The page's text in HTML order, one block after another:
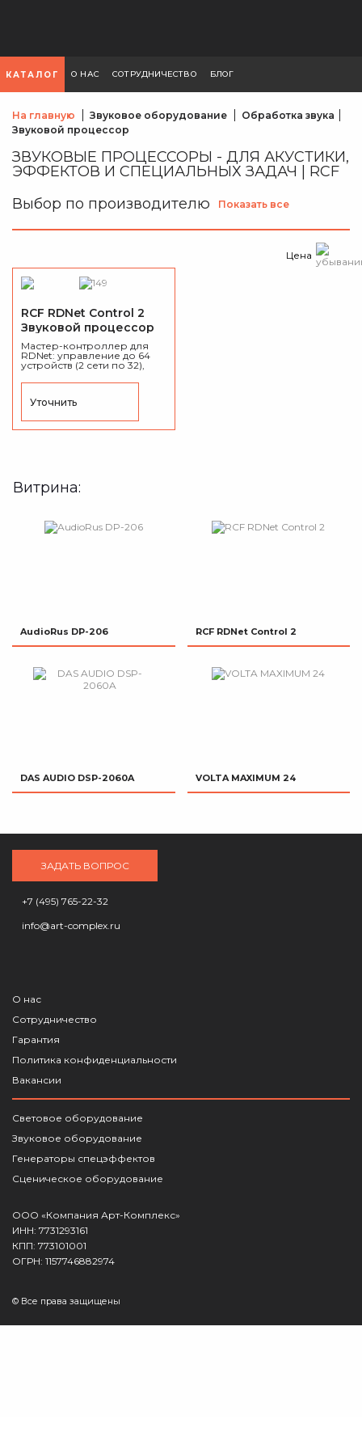
КАТАЛОГ О НАС СОТРУДНИЧЕСТВО БЛОГ
На главную Звуковое оборудование
Обработка звука
Звуковой процессор
ЗВУКОВЫЕ ПРОЦЕССОРЫ - ДЛЯ АКУСТИКИ,
ЭФФЕКТОВ И СПЕЦИАЛЬНЫХ ЗАДАЧ | RCF
Выбор по производителю
Показать все
Цена
RCF RDNet Control 2
Звуковой процессор
Мастер-контроллер для
RDNet: управление до 64
устройств (2 сети по 32),
USB, мониторинг в
автоматическое
сохранение
конфигураций.
Уточнить
Витрина:
AudioRus DP-206 RCF RDNet Control 2
DAS AUDIO DSP-2060A VOLTA MAXIMUM 24
ЗАДАТЬ ВОПРОС
+7 (495) 765-22-32
info@art-complex.ru
О нас
Сотрудничество
Гарантия
Политика конфиденциальности
Вакансии
Световое оборудование
Звуковое оборудование
Генераторы спецэффектов
Сценическое оборудование
ООО «Компания Арт-Комплекс»
ИНН: 7731293161
КПП: 773101001
ОГРН: 1157746882974
© Все права защищены